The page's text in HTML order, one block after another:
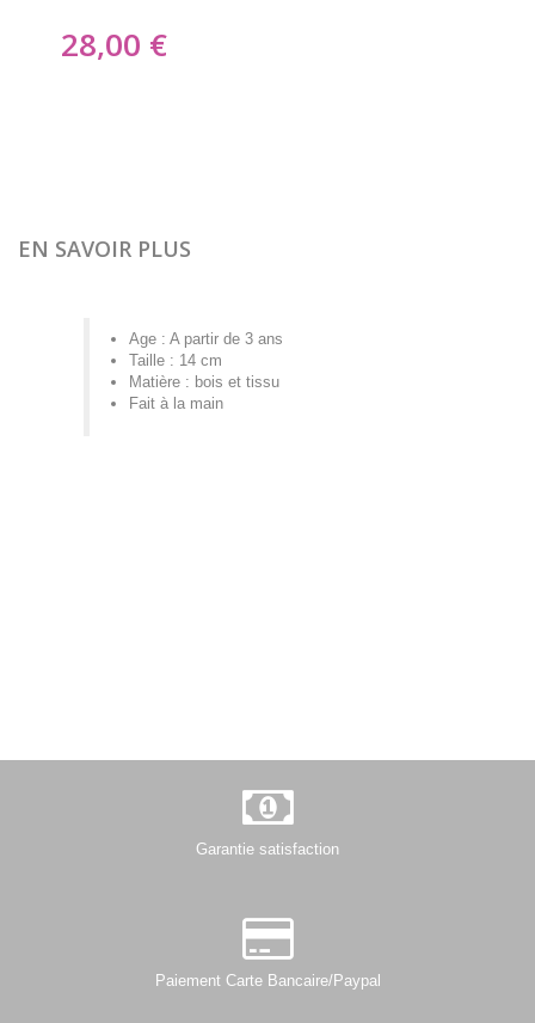
28,00 €
EN SAVOIR PLUS
Age : A partir de 3 ans
Taille : 14 cm
Matière : bois et tissu
Fait à la main
Garantie satisfaction
Paiement Carte Bancaire/Paypal